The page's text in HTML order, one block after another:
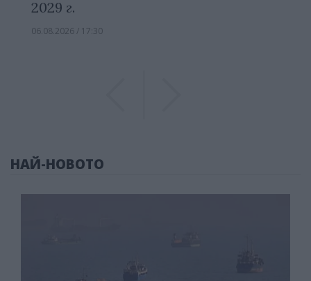
2029 г.
06.08.2026 / 17:30
НАЙ-НОВОТО